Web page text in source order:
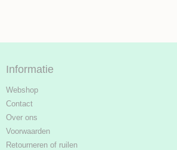
Informatie
Webshop
Contact
Over ons
Voorwaarden
Retourneren of ruilen